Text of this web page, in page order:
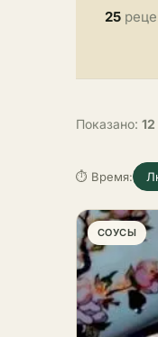
25
Показано: 12
⏱ Время:
СОУСЫ